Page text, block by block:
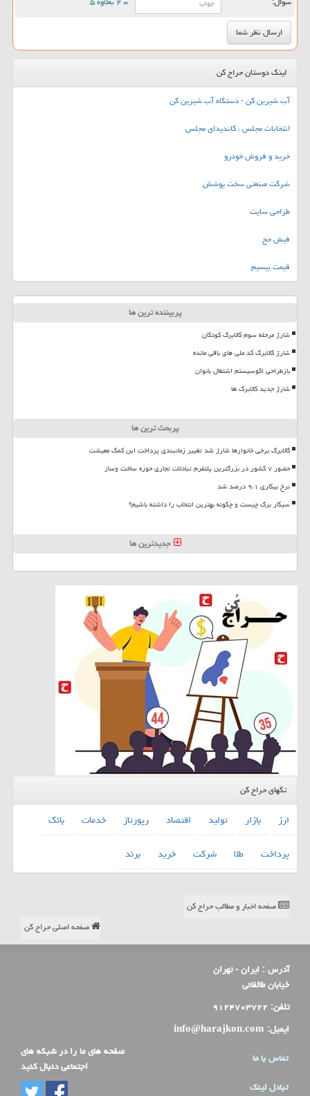
لینک دوستان حراج کن
آب شیرین کن - دستگاه آب شیرین کن
انتخابات مجلس ، کاندیدای مجلس
خرید و فروش خودرو
شرکت صنعتی سخت پوشش
طراحی سایت
فیش حج
قیمت بیسیم
پربیننده ترین ها
شارژ مرحله سوم کالابرگ کودکان
شارژ کالابرگ کد ملی های باقی مانده
بازطراحی اکوسیستم اشتغال بانوان
شارژ جدید کالابرگ ها
پربحث ترین ها
کالابرگ برخی خانوارها شارژ شد تغییر زمانبندی پرداخت این کمک معیشت
حضور ۷ کشور در بزرگترین پلتفرم تبادلات تجاری حوزه ساخت وساز
نرخ بیکاری ۹،۱ درصد شد
سیگار برگ چیست و چگونه بهترین انتخاب را داشته باشیم؟
جدیدترین ها
تگهای حراج کن
ارز بازار تولید اقتصاد رپورتاژ خدمات
بانك
پرداخت
طلا شركت خرید برند
صفحه اخبار و مطالب حراج کن
صفحه اصلی حراج کن
آدرس : ایران - تهران
خیابان طالقانی
تلفن: ۹۱۲۴۷۰۳۷۲۲
ایمیل: info@harajkon.com
تماس با ما
تبادل لینک
صفحه های ما را در شبکه های
اجتماعی دنبال کنید